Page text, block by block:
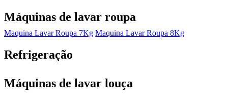
Máquinas de lavar roupa
Maquina Lavar Roupa 7Kg Maquina Lavar Roupa 8Kg
Refrigeração
Máquinas de lavar louça